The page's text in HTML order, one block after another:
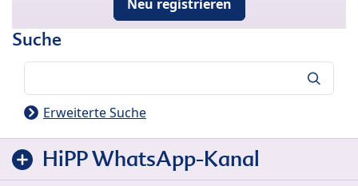
Neu registrieren
Suche
Erweiterte Suche
HiPP WhatsApp-Kanal